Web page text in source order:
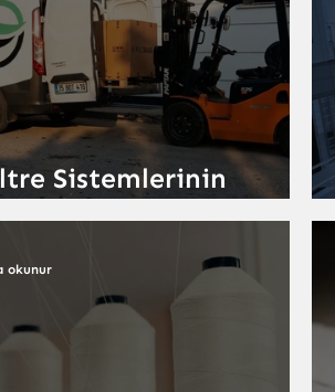
Sistemlerinin
Nelerdir?
okunur